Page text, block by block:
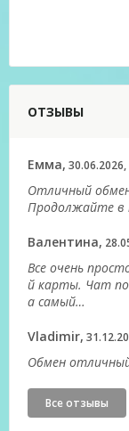
ОТЗЫВЫ
Емма,
Отличный
Продолжайте в
Валентина,
Все очень
й карты. Чат
а самый…
Vladimir,
Обмен
Все отзывы